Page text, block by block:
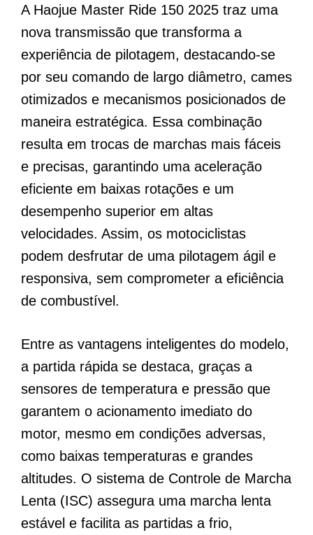
A Haojue Master Ride 150 2025 traz uma
nova transmissão que transforma a
experiência de pilotagem, destacando-se
por seu comando de largo diâmetro, cames
otimizados e mecanismos posicionados de
maneira estratégica. Essa combinação
resulta em trocas de marchas mais fáceis
e precisas, garantindo uma aceleração
eficiente em baixas rotações e um
desempenho superior em altas
velocidades. Assim, os motociclistas
podem desfrutar de uma pilotagem ágil e
responsiva, sem comprometer a eficiência
de combustível.
Entre as vantagens inteligentes do modelo,
a partida rápida se destaca, graças a
sensores de temperatura e pressão que
garantem o acionamento imediato do
motor, mesmo em condições adversas,
como baixas temperaturas e grandes
altitudes. O sistema de Controle de Marcha
Lenta (ISC) assegura uma marcha lenta
estável e facilita as partidas a frio,